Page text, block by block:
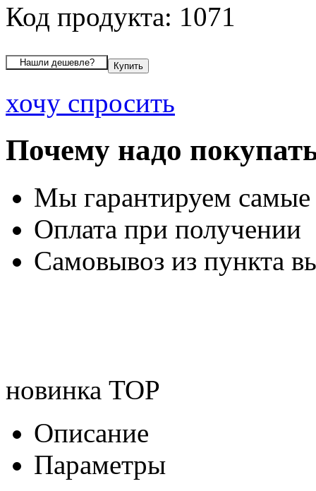
Код продукта: 1071
хочу спросить
Почему надо
Мы гарантируем
Оплата при получении
Самовывоз из пункта
новинка TOP
Описание
Параметры